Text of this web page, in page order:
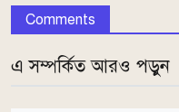
Comments
এ সম্পর্কিত আরও পড়ুন